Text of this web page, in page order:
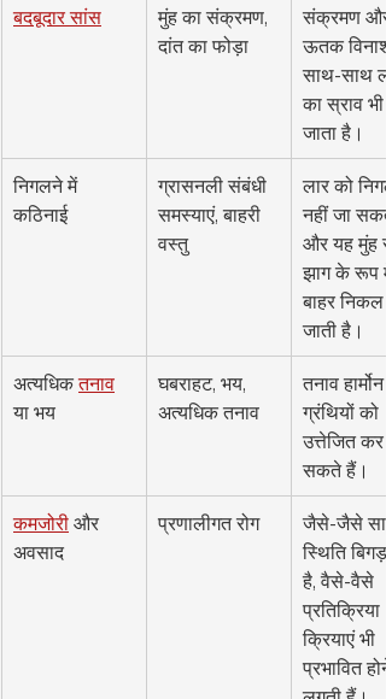
बदबूदार सांस
मुंह का संक्रमण,
दांत का फोड़ा
संक्रमण और
ऊतक
साथ-साथ
का स्राव भी
जाता है।
निगलने में
कठिनाई
ग्रासनली संबंधी
समस्याएं, बाहरी
वस्तु
लार को
नहीं जा
और यह मुंह
झाग के रूप में
बाहर निकल
जाती है।
अत्यधिक तनाव
या भय
घबराहट, भय,
अत्यधिक तनाव
तनाव हार्मोन
ग्रंथियों को
उत्तेजित कर
सकते हैं।
कमजोरी और
अवसाद
प्रणालीगत रोग
जैसे-जैसे
स्थिति
है, वैसे-वैसे
प्रतिक्रिया
क्रियाएं भी
प्रभावित होने